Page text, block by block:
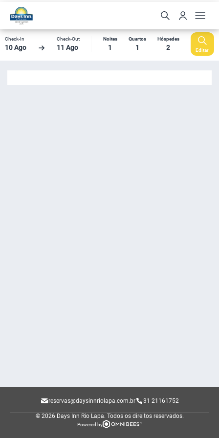
Check-In
10 Ago
Check-Out
11 Ago
Noites
1
Quartos
1
Hóspedes
2 Editar
reservas@daysinnriolapa.com.br 31 21161752
© 2026 Days Inn Rio Lapa. Todos os direitos reservados.
Powered by